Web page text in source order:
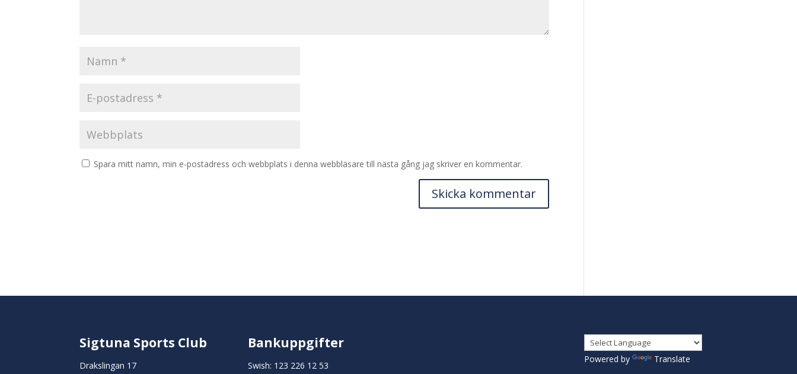
Spara mitt namn, min e-postadress och webbplats i denna webbläsare till nästa gång jag skriver en kommentar.
Sigtuna Sports Club
Drakslingan 17
Bankuppgifter
Swish: 123 226 12 53
Powered by Translate